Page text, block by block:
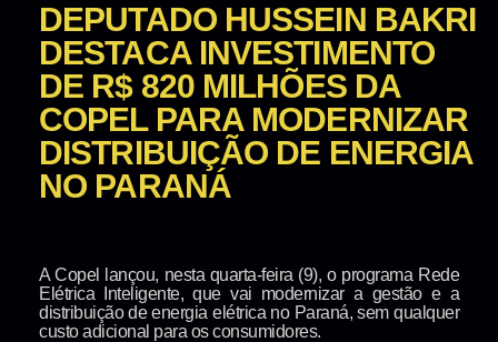
DEPUTADO HUSSEIN BAKRI
DESTACA INVESTIMENTO
DE R$ 820 MILHÕES DA
COPEL PARA MODERNIZAR
DISTRIBUIÇÃO DE ENERGIA
NO PARANÁ
A Copel lançou, nesta quarta-feira (9), o programa Rede
Elétrica Inteligente, que vai modernizar a gestão e a
distribuição de energia elétrica no Paraná, sem qualquer
custo adicional para os consumidores.